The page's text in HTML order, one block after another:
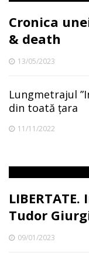
Cronica
& death
13/05/2023
Lungmetrajul
din toată țara
11/11/2022
Tudor
09/01/2023